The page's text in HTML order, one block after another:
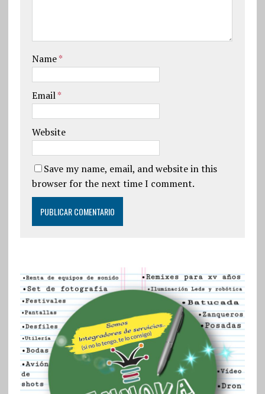
Name*
Email*
Website
Save my name, email, and website in this
browser for the next time I comment.